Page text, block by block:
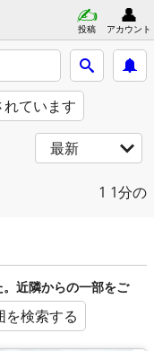
投稿 アカウント
ています
最新
1 1分の
近隣からの一部をご
を検索する